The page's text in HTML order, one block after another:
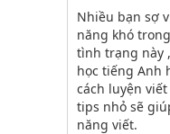
NGƯỜI
Nhiều bạn sợ
năng khó
tình trạng này
học tiếng Anh
cách luyện
tips nhỏ sẽ
năng viết.